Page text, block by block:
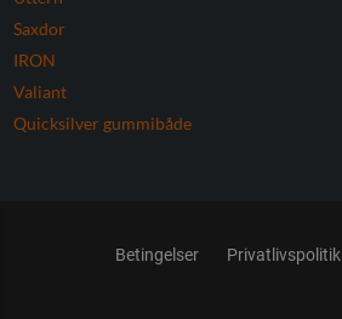
Saxdor
IRON
Valiant
Quicksilver gummibåde
Betingelser Privatlivspolitik